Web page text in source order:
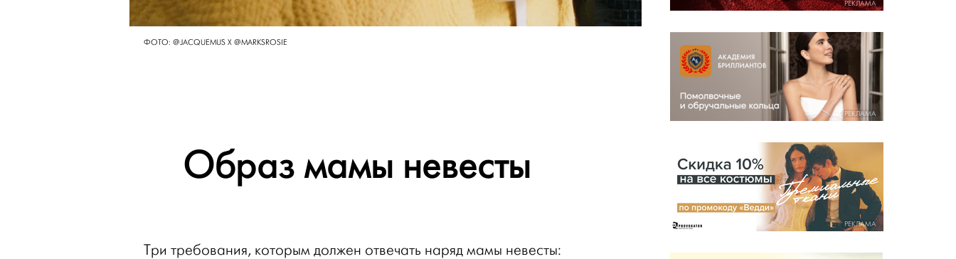
ФОТО: @JACQUEMUS X @MARKSROSIE
Образ мамы невесты
Три требования, которым должен отвечать наряд мамы невесты:
РЕКЛАМА
РЕКЛАМА
РЕКЛАМА